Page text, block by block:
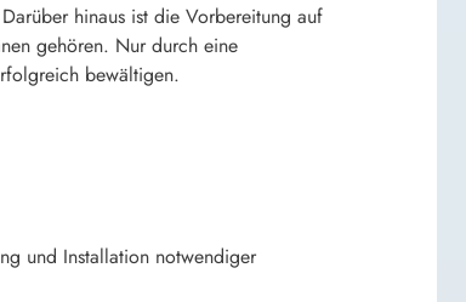
hinaus ist die Vorbereitung auf
gehören. Nur durch eine
bewältigen.
und Installation notwendiger